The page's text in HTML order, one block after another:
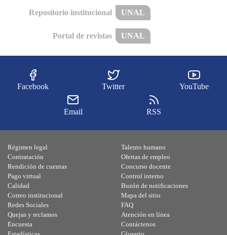
Repositorio institucional UNAL
Portal de revistas UNAL
Facebook Twitter YouTube
Email RSS
Régimen legal
Contratación
Rendición de cuentas
Pago virtual
Calidad
Talento humano
Ofertas de empleo
Concurso docente
Control interno
Buzón de notificaciones
Correo institucional
Redes Sociales
Quejas y reclamos
Encuesta
Mapa del sitio
FAQ
Atención en línea
Contáctenos